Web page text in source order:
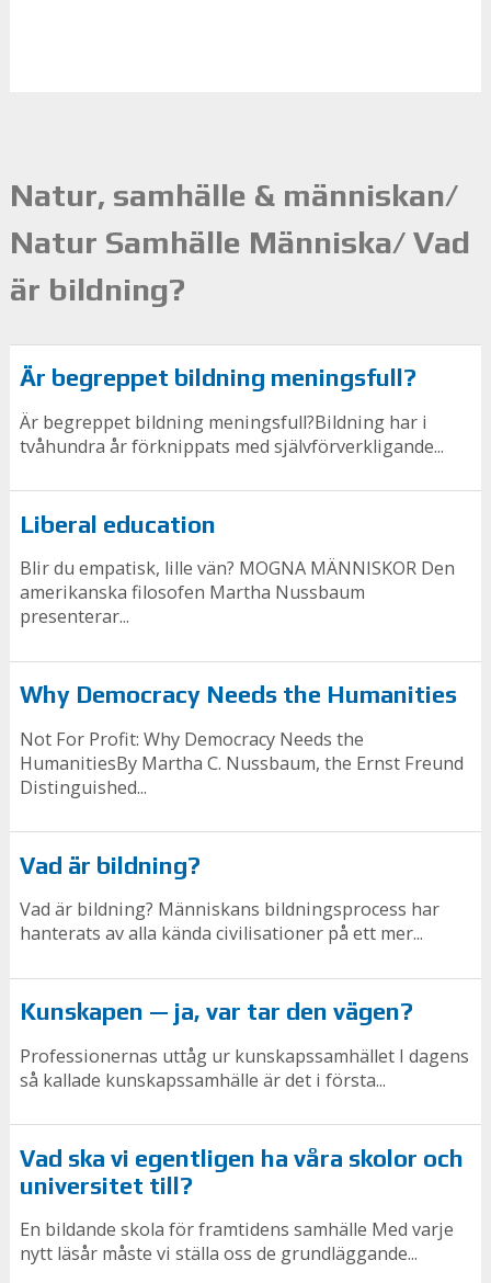
Natur, samhälle & människan/
Natur Samhälle Människa/ Vad
är bildning?
Är begreppet bildning meningsfull?
Är begreppet bildning meningsfull?Bildning har i
tvåhundra år förknippats med självförverkligande...
Liberal education
Blir du empatisk, lille vän? MOGNA MÄNNISKOR Den
amerikanska filosofen Martha Nussbaum
presenterar...
Why Democracy Needs the Humanities
Not For Profit: Why Democracy Needs the
HumanitiesBy Martha C. Nussbaum, the Ernst Freund
Distinguished...
Vad är bildning?
Vad är bildning? Människans bildningsprocess har
hanterats av alla kända civilisationer på ett mer...
Kunskapen — ja, var tar den vägen?
Professionernas uttåg ur kunskapssamhället I dagens
så kallade kunskapssamhälle är det i första...
Vad ska vi egentligen ha våra skolor och
universitet till?
En bildande skola för framtidens samhälle Med varje
nytt läsår måste vi ställa oss de grundläggande...